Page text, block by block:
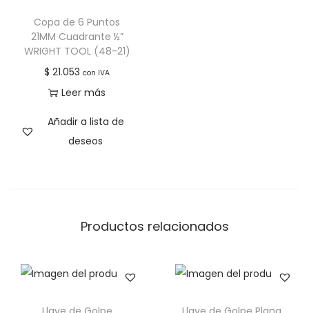
Copa de 6 Puntos
21MM Cuadrante ½”
WRIGHT TOOL (48-21)
$ 21.053 con IVA
Leer más
Añadir a lista de
deseos
Productos relacionados